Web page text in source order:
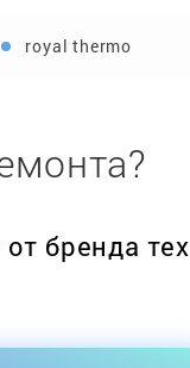
royal thermo
бренда